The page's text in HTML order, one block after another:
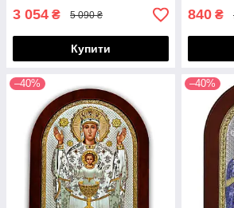
3 054 ₴ 5 090 ₴
Купити
840 ₴
–40% –40%